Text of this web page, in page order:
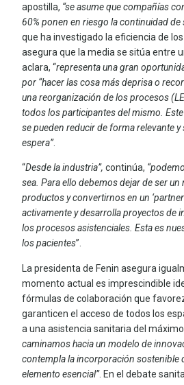
apostilla, “se asume que compañías
60% ponen en riesgo la continuidad de
que ha investigado la eficiencia de
asegura que la media se sitúa entre
aclara, “representa una gran
por “hacer las cosa más deprisa o
una reorganización de los procesos
todos los participantes del mismo.
se pueden reducir de forma relevante
espera”.
“Desde la industria”, continúa,
sea. Para ello debemos dejar de ser
productos y convertirnos en un
activamente y desarrolla proyectos de
los procesos asistenciales. Esta es
los pacientes”.
La presidenta de Fenin asegura
momento actual es imprescindible
fórmulas de colaboración que
garanticen el acceso de todos los
a una asistencia sanitaria del máximo
caminamos hacia un modelo de
contempla la incorporación sostenible
elemento esencial”. En el debate